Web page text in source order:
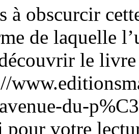
à obscurcir
de laquelle
le
du-
pour votre